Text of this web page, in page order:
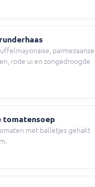
parmezaanse
rode ui en zongedroogde
tomatensoep
met balletjes gehakt